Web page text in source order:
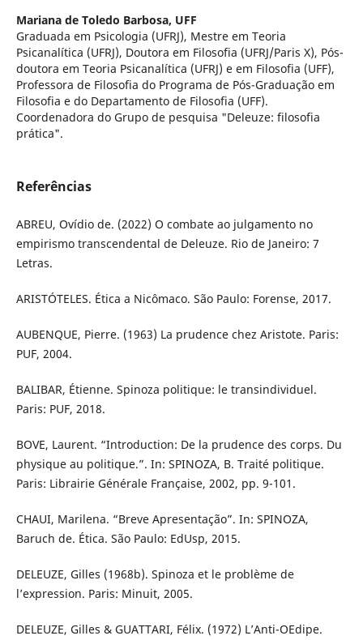
Mariana de Toledo Barbosa, UFF
Graduada em Psicologia (UFRJ), Mestre em Teoria
Psicanalítica (UFRJ), Doutora em Filosofia (UFRJ/Paris X), Pós-
doutora em Teoria Psicanalítica (UFRJ) e em Filosofia (UFF),
Professora de Filosofia do Programa de Pós-Graduação em
Filosofia e do Departamento de Filosofia (UFF).
Coordenadora do Grupo de pesquisa "Deleuze: filosofia
prática".
Referências
ABREU, Ovídio de. (2022) O combate ao julgamento no
empirismo transcendental de Deleuze. Rio de Janeiro: 7
Letras.
ARISTÓTELES. Ética a Nicômaco. São Paulo: Forense, 2017.
AUBENQUE, Pierre. (1963) La prudence chez Aristote. Paris:
PUF, 2004.
BALIBAR, Étienne. Spinoza politique: le transindividuel.
Paris: PUF, 2018.
BOVE, Laurent. “Introduction: De la prudence des corps. Du
physique au politique.”. In: SPINOZA, B. Traité politique.
Paris: Librairie Générale Française, 2002, pp. 9-101.
CHAUI, Marilena. “Breve Apresentação”. In: SPINOZA,
Baruch de. Ética. São Paulo: EdUsp, 2015.
DELEUZE, Gilles (1968b). Spinoza et le problème de
l’expression. Paris: Minuit, 2005.
DELEUZE, Gilles & GUATTARI, Félix. (1972) L’Anti-OEdipe.